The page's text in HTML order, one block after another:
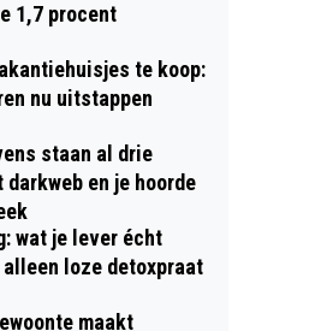
1,7 procent
te koop:
nu uitstappen
staan al drie
darkweb en je hoorde
wat je lever écht
loze detoxpraat
maakt